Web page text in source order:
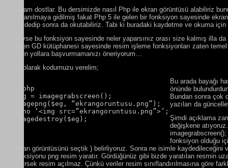
Selam dostlar. Bu dersimizde nasıl Php ile ekran görüntüsü alabiliriz
kullanılmaya gidilmiş fakat Php 5 ile gelen bir fonksiyon sayesinde
kaydedip sonra da okutabiliriz. Tabi ki buradaki kaydetme ve okuma
Neyse bu fonksiyon sayesinde neler yaparsınız orası size kalmış illa
gelen GD kütüphanesi sayesinde resim işleme fonksiyonları zaten
uzun yollara başvurmamanızı öneriyorum…
İlk olarak kodumuzu verelim;
<?php
$eg = imagegrabscreen();
imagepng($eg, “ekrangoruntusu.png”);
echo ‘<img src=”ekrangoruntusu.png”>’;
imagedestroy($eg);
Bu arada bayağı
önünde
Bundan sonra çok
yazıları da
Şimdi açıklama
değişkene
fonksiyon olduğu
ekran görüntüsünü seçtik ) belirliyoruz. Sonra ne isimle
fonksiyonu png resim yaratır. Gördüğünüz gibi bizde yaratılan resmin
verirsek resim açılmaz. Çünkü veriler resim sınıflandırılmasına göre